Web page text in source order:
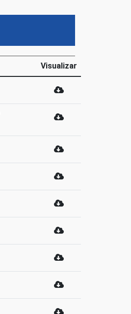
Visualizar